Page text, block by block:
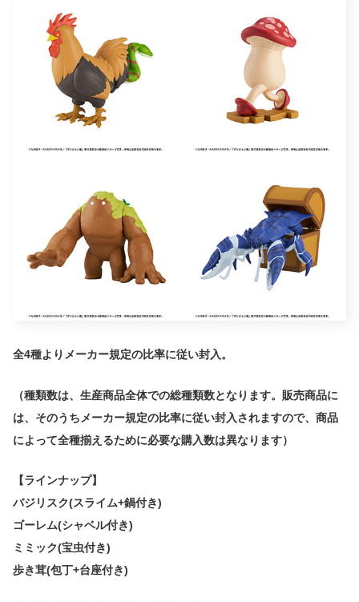
全4種よりメーカー規定の比率に従い封入。
（種類数は、生産商品全体での総種類数となります。販売商品に
は、そのうちメーカー規定の比率に従い封入されますので、商品
によって全種揃えるために必要な購入数は異なります）
【ラインナップ】
バジリスク(スライム+鍋付き)
ゴーレム(シャベル付き)
ミミック(宝虫付き)
歩き茸(包丁+台座付き)